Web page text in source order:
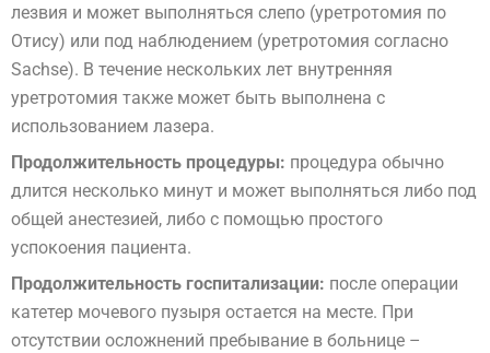
лезвия и может выполняться слепо (уретротомия по
Отису) или под наблюдением (уретротомия согласно
Sachse). В течение нескольких лет внутренняя
уретротомия также может быть выполнена с
использованием лазера.
Продолжительность процедуры: процедура обычно
длится несколько минут и может выполняться либо под
общей анестезией, либо с помощью простого
успокоения пациента.
Продолжительность госпитализации: после операции
катетер мочевого пузыря остается на месте. При
отсутствии осложнений пребывание в больнице –